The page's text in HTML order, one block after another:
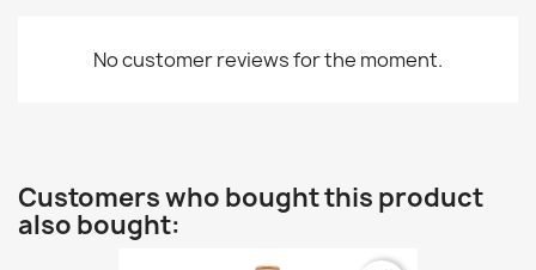
No customer reviews for the moment.
Customers who bought this product
also bought: